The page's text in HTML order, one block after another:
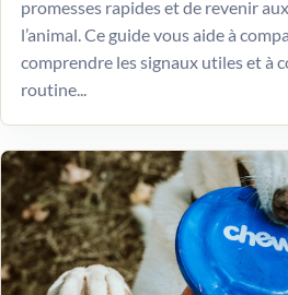
promesses rapides et de revenir
l’animal. Ce guide vous aide à
comprendre les signaux utiles et à
routine...